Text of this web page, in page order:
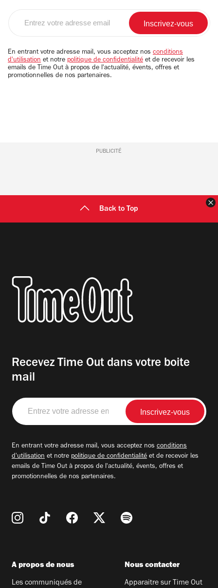
email
En entrant votre adresse mail, vous acceptez nos conditions
d'utilisation et notre politique de confidentialité et de recevoir les
emails de Time Out à propos de l'actualité, évents, offres et
promotionnelles de nos partenaires.
PUBLICITÉ
Back to Top
Recevez Time Out dans votre boite
mail
Entrez
votre
adresse
En entrant votre adresse mail, vous acceptez nos conditions
d'utilisation et notre politique de confidentialité et de recevoir les
emails de Time Out à propos de l'actualité, évents, offres et
promotionnelles de nos partenaires.
A propos de nous
Les communiqués de
Nous contacter
Apparaitre sur Time Out